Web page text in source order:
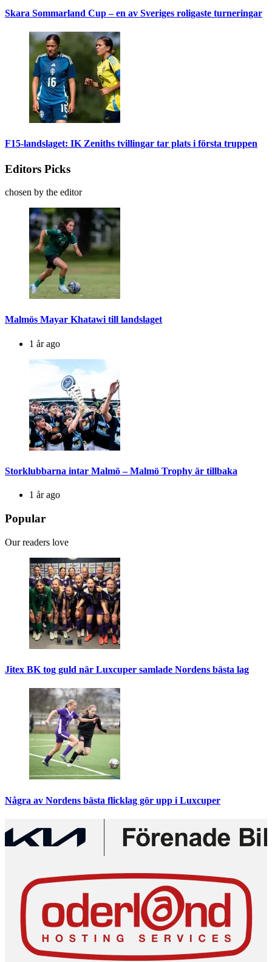
Skara Sommarland Cup – en av Sveriges roligaste turneringar
F15-landslaget: IK Zeniths tvillingar tar plats i första truppen
Editors Picks
chosen by the editor
Malmös Mayar Khatawi till landslaget
1 år ago
Storklubbarna intar Malmö – Malmö Trophy är tillbaka
1 år ago
Popular
Our readers love
Jitex BK tog guld när Luxcuper samlade Nordens bästa lag
Några av Nordens bästa flicklag gör upp i Luxcuper